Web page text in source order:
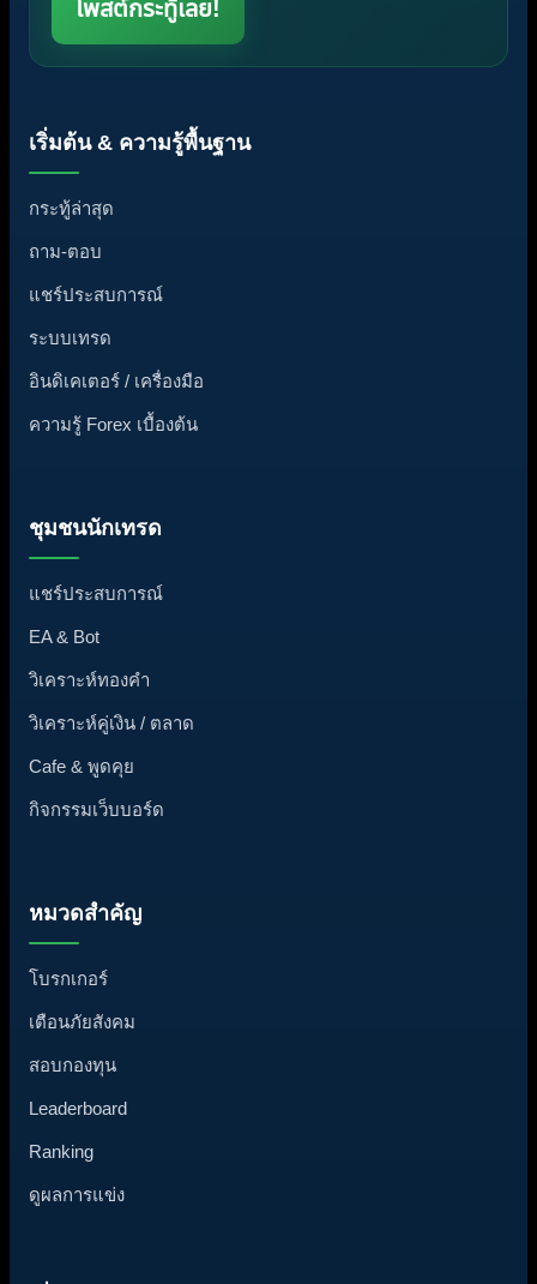
โพสต์กระทู้เลย!
เริ่มต้น & ความรู้พื้นฐาน
กระทู้ล่าสุด
ถาม-ตอบ
แชร์ประสบการณ์
ระบบเทรด
อินดิเคเตอร์ / เครื่องมือ
ความรู้ Forex เบื้องต้น
ชุมชนนักเทรด
แชร์ประสบการณ์
EA & Bot
วิเคราะห์ทองคำ
วิเคราะห์คู่เงิน / ตลาด
Cafe & พูดคุย
กิจกรรมเว็บบอร์ด
หมวดสำคัญ
โบรกเกอร์
เตือนภัยสังคม
สอบกองทุน
Leaderboard
Ranking
ดูผลการแข่ง